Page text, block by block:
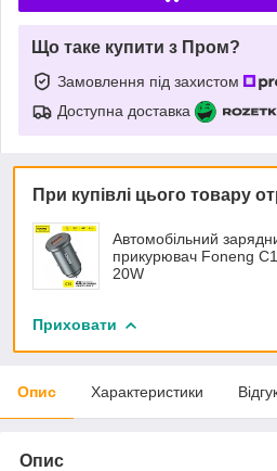
Що таке купити з Пром?
Замовлення під захистом
Доступна доставка
При купівлі цього товару
Автомобільний
прикурювач Foneng
20W
Приховати
Опис Характеристики
Опис